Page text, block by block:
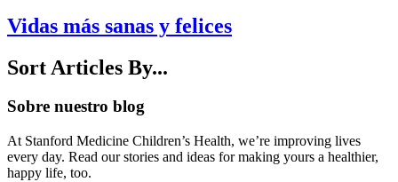
Vidas más sanas y felices
Sort Articles By...
Sobre nuestro blog
At Stanford Medicine Children’s Health, we’re improving lives
every day. Read our stories and ideas for making yours a healthier,
happy life, too.